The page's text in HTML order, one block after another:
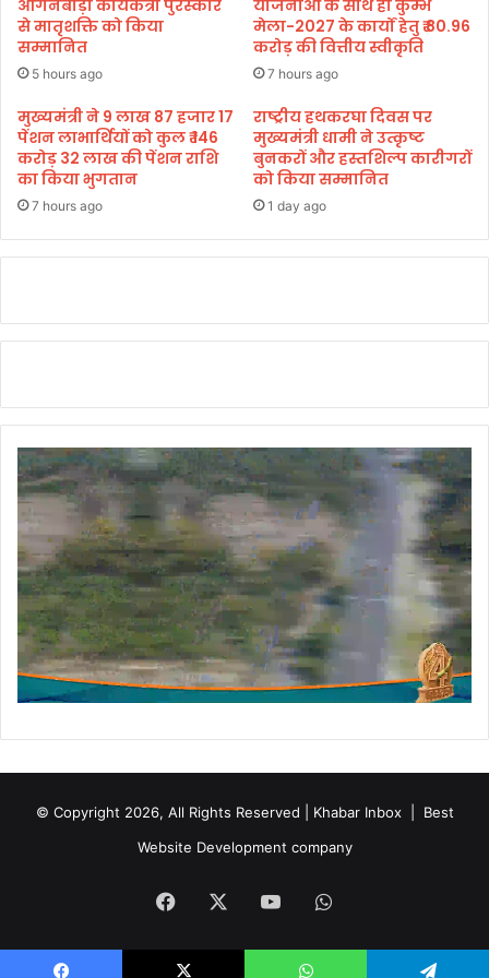
1
से
3
0
जू
न
गे
शि
भी
र
आंगनबाड़ी कार्यकत्री पुरस्कार
से मातृशक्ति को किया
सम्मानित
5 hours ago
योजनाओं के साथ ही कुम्भ
मेला-2027 के कार्यों हेतु ₹ 80.96
करोड़ की वित्तीय स्वीकृति
7 hours ago
मुख्यमंत्री ने 9 लाख 87 हजार 17
पेंशन लाभार्थियों को कुल ₹ 146
करोड़ 32 लाख की पेंशन राशि
का किया भुगतान
7 hours ago
राष्ट्रीय हथकरघा दिवस पर
मुख्यमंत्री धामी ने उत्कृष्ट
बुनकरों और हस्तशिल्प कारीगरों
को किया सम्मानित
1 day ago
© Copyright 2026, All Rights Reserved | Khabar Inbox | Best
Website Development company
Facebook YouTubeWhatsApp